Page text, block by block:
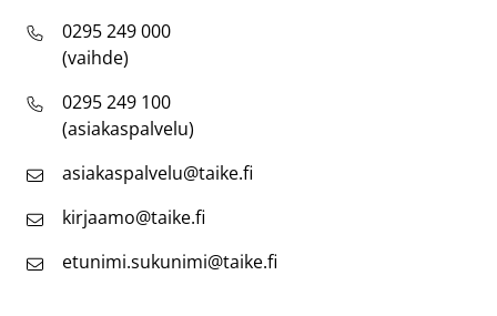
0295 249 000
(vaihde)
0295 249 100
(asiakaspalvelu)
asiakaspalvelu@taike.fi
kirjaamo@taike.fi
etunimi.sukunimi@taike.fi